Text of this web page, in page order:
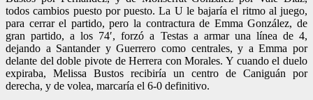
todos cambios puesto por puesto. La U le bajaría el ritmo al juego,
para cerrar el partido, pero la contractura de Emma González, de
gran partido, a los 74′, forzó a Testas a armar una línea de 4,
dejando a Santander y Guerrero como centrales, y a Emma por
delante del doble pivote de Herrera con Morales. Y cuando el duelo
expiraba, Melissa Bustos recibiría un centro de Caniguán por
derecha, y de volea, marcaría el 6-0 definitivo.